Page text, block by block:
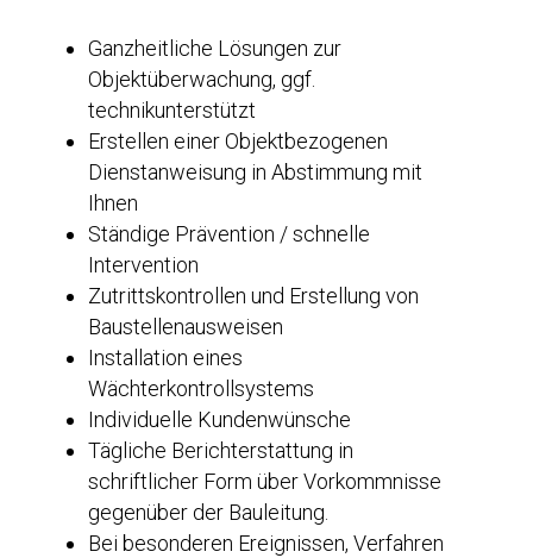
Ganzheitliche Lösungen zur
Objektüberwachung, ggf.
technikunterstützt
Erstellen einer Objektbezogenen
Dienstanweisung in Abstimmung mit
Ihnen
Ständige Prävention / schnelle
Intervention
Zutrittskontrollen und Erstellung von
Baustellenausweisen
Installation eines
Wächterkontrollsystems
Individuelle Kundenwünsche
Tägliche Berichterstattung in
schriftlicher Form über Vorkommnisse
gegenüber der Bauleitung.
Bei besonderen Ereignissen, Verfahren